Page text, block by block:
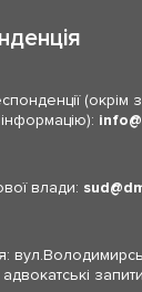
info
влади: sud